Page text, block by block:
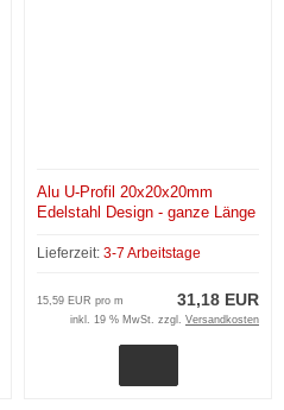
Alu U-Profil 20x20x20mm
Edelstahl Design - ganze Länge
Lieferzeit: 3-7 Arbeitstage
31,18 EUR
15,59 EUR pro m
inkl. 19 % MwSt. zzgl. Versandkosten